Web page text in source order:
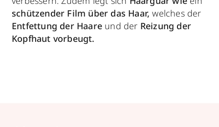
schützender Film über das Haar, welches der
Entfettung der Haare und der Reizung der
Kopfhaut vorbeugt.